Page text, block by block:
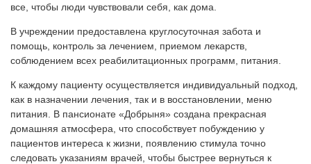
все, чтобы люди чувствовали себя, как дома.
В учреждении предоставлена круглосуточная забота и
помощь, контроль за лечением, приемом лекарств,
соблюдением всех реабилитационных программ, питания.
К каждому пациенту осуществляется индивидуальный подход,
как в назначении лечения, так и в восстановлении, меню
питания. В пансионате «Добрыня» создана прекрасная
домашняя атмосфера, что способствует побуждению у
пациентов интереса к жизни, появлению стимула точно
следовать указаниям врачей, чтобы быстрее вернуться к